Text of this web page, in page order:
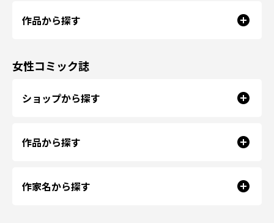
作品から探す
女性コミック誌
ショップから探す
作品から探す
作家名から探す